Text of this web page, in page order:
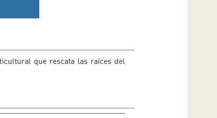
que rescata las raíces del